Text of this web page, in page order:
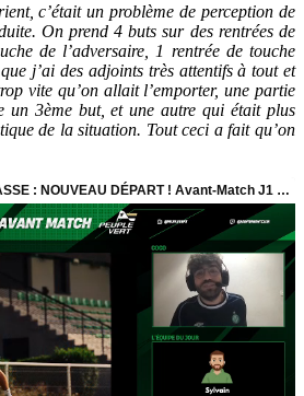
c’était un problème de perception de
On prend 4 buts sur des rentrées de
de l’adversaire, 1 rentrée de touche
j’ai des adjoints très attentifs à tout et
vite qu’on allait l’emporter, une partie
un 3ème but, et une autre qui était plus
de la situation. Tout ceci a fait qu’on